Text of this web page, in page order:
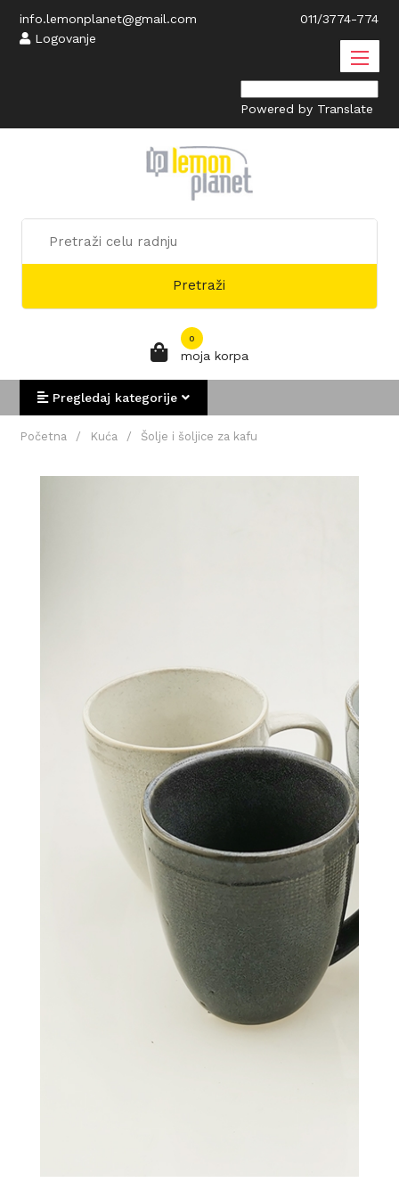
info.lemonplanet@gmail.com
011/3774-774
Logovanje
Powered by Translate
Pretraži
0
moja korpa
Pregledaj kategorije
Početna / Kuća / Šolje i šoljice za kafu